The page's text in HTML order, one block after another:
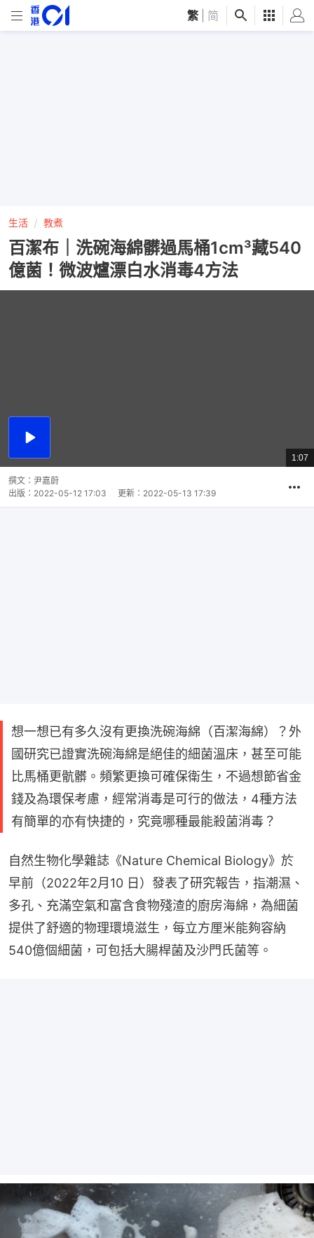
繁 简
生活 教煮
百潔布｜洗碗海綿髒過馬桶1cm³藏540
億菌！微波爐漂白水消毒4方法
播
總
共
1:07
撰文： 尹嘉蔚
出版： 2022-05-12 17:03 更新： 2022-05-13 17:39
想一想已有多久沒有更換洗碗海綿（百潔海綿）？外
國研究已證實洗碗海綿是絕佳的細菌溫床，甚至可能
比馬桶更骯髒。頻繁更換可確保衛生，不過想節省金
錢及為環保考慮，經常消毒是可行的做法，4種方法
有簡單的亦有快捷的，究竟哪種最能殺菌消毒？
自然生物化學雜誌《Nature Chemical Biology》於
早前（2022年2月10 日）發表了研究報告，指潮濕、
多孔、充滿空氣和富含食物殘渣的廚房海綿，為細菌
提供了舒適的物理環境滋生，每立方厘米能夠容納
540億個細菌，可包括大腸桿菌及沙門氏菌等。